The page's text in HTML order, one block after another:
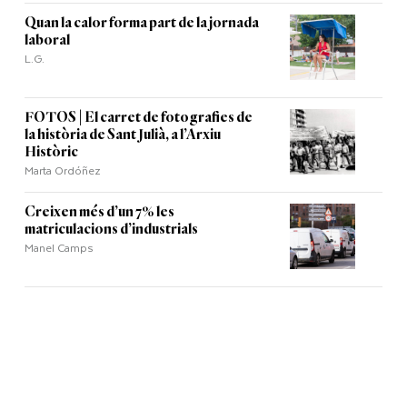
Quan la calor forma part de la jornada
laboral
L.G.
FOTOS | El carret de fotografies de
la història de Sant Julià, a l’Arxiu
Històric
Marta Ordóñez
Creixen més d’un 7% les
matriculacions d’industrials
Manel Camps